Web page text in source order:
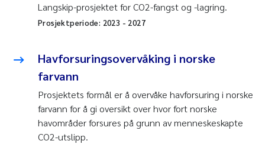
Langskip-prosjektet for CO2-fangst og -lagring.
Prosjektperiode: 2023 - 2027
Havforsuringsovervåking i norske
farvann
Prosjektets formål er å overvåke havforsuring i norske
farvann for å gi oversikt over hvor fort norske
havområder forsures på grunn av menneskeskapte
CO2-utslipp.